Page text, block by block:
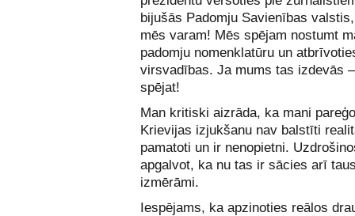
bijušās Padomju Savienības
mēs varam! Mēs spējam nostumt
padomju nomenklatūru un
virsvadības. Ja mums tas izdevās
spējat!
Man kritiski aizrāda, ka mani
Krievijas izjukšanu nav balstīti
pamatoti un ir nenopietni.
apgalvot, ka nu tas ir sācies arī
izmērāmi.
Iespējams, ka apzinoties reālos